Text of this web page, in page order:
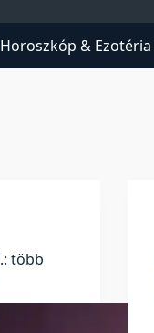
Horoszkóp & Ezotéria
több